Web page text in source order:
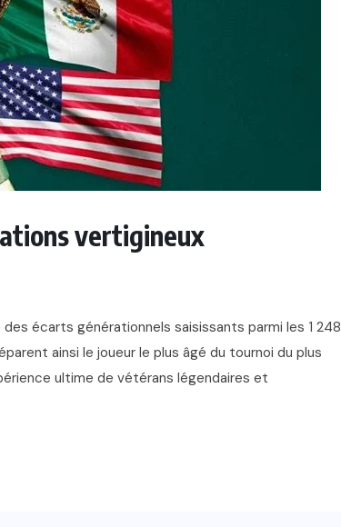
vertigineux
écarts générationnels saisissants parmi les 1 248
ainsi le joueur le plus âgé du tournoi du plus
ultime de vétérans légendaires et